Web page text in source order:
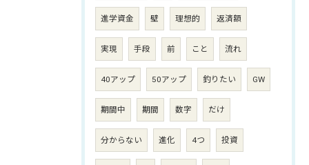
進学資金 壁 理想的 返済額
実現 手段 前 こと 流れ
40アップ 50アップ 釣りたい GW
期間中 期間 数字 だけ
分からない 進化 4つ 投資